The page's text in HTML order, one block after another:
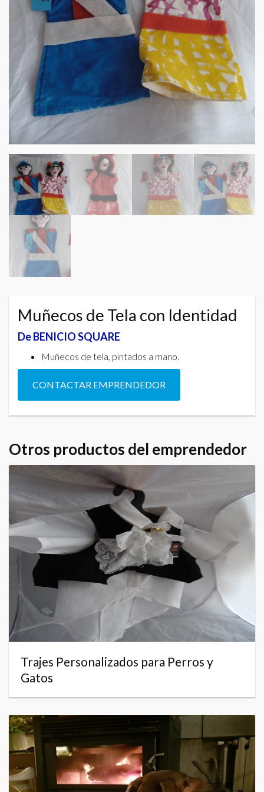
Muñecos de Tela con Identidad
De BENICIO SQUARE
Muñecos de tela, pintados a mano.
CONTACTAR EMPRENDEDOR
Otros productos del emprendedor
Trajes Personalizados para Perros y
Gatos